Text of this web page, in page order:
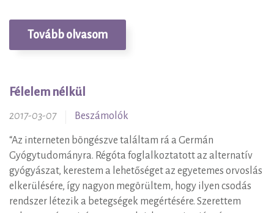
Tovább olvasom
Félelem nélkül
2017-03-07 Beszámolók
“Az interneten böngészve találtam rá a Germán
Gyógytudományra. Régóta foglalkoztatott az alternatív
gyógyászat, kerestem a lehetőséget az egyetemes orvoslás
elkerülésére, így nagyon megörültem, hogy ilyen csodás
rendszer létezik a betegségek megértésére. Szerettem